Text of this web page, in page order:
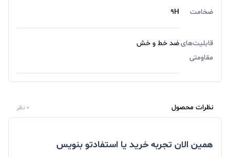
اینترنتی آریا
ضخامت 9H
قابلیت‌های
مقاومتی
ضد خط و خش
نظرات محصول 0 نظر
همین الان تجربه خرید یا استفادتو بنویس